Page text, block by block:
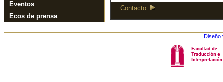
Eventos
Ecos de prensa
Contacto:
Diseño